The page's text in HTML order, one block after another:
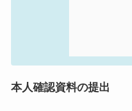
本人確認資料の提出